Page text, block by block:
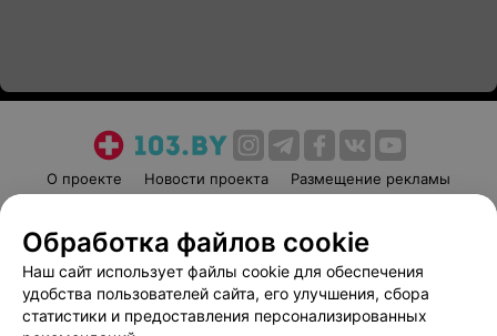
О проекте Новости проекта
Размещение рекламы
Пользовательское соглашение
Способы оплаты
Вакансии
Партнеры
Написать руководителю 103.by
Обработка файлов cookie
Наш сайт использует файлы cookie для обеспечения
удобства пользователей сайта, его улучшения, сбора
статистики и предоставления персонализированных